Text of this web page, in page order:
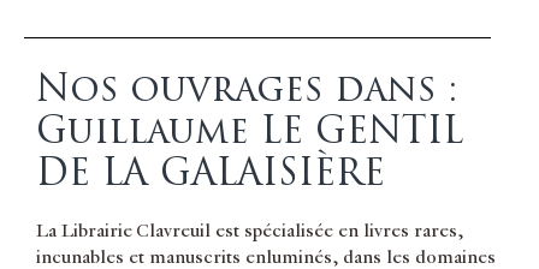
Nos ouvrages dans :
Guillaume LE GENTIL
DE LA GALAISIÈRE
La Librairie Clavreuil est spécialisée en livres rares,
incunables et manuscrits enluminés, dans les domaines